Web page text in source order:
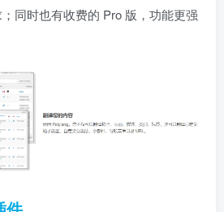
同时也有收费的 Pro 版，功能更强